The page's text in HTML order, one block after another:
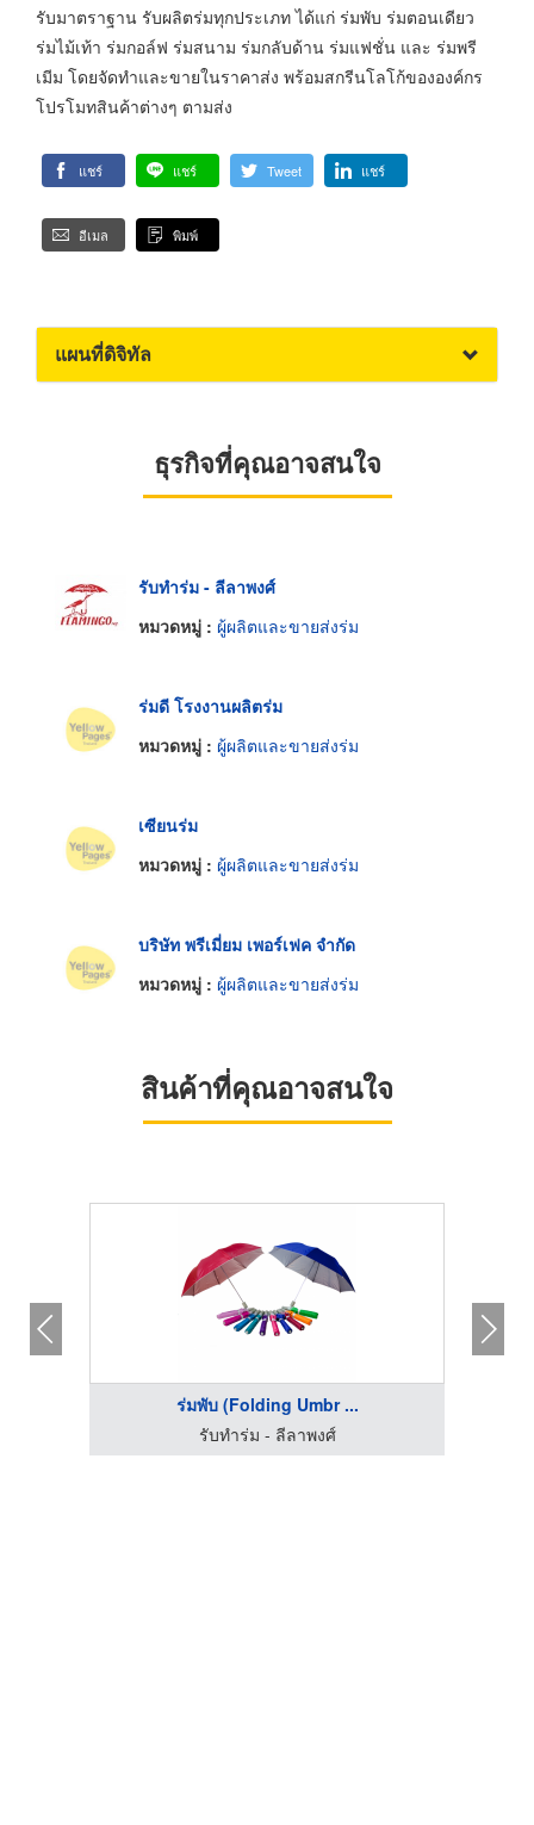
รับมาตราฐาน รับผลิตร่มทุกประเภท ได้แก่ ร่มพับ ร่มตอนเดียว
ร่มไม้เท้า ร่มกอล์ฟ ร่มสนาม ร่มกลับด้าน ร่มแฟชั่น และ ร่มพรี
เมีม โดยจัดทำและขายในราคาส่ง พร้อมสกรีนโลโก้ขององค์กร
โปรโมทสินค้าต่างๆ ตามส่ง
แชร์ แชร์ Tweet แชร์
อีเมล พิมพ์
แผนที่ดิจิทัล
ธุรกิจที่คุณอาจสนใจ
รับทำร่ม - ลีลาพงศ์
หมวดหมู่ : ผู้ผลิตและขายส่งร่ม
ร่มดี โรงงานผลิตร่ม
หมวดหมู่ : ผู้ผลิตและขายส่งร่ม
เซียนร่ม
หมวดหมู่ : ผู้ผลิตและขายส่งร่ม
บริษัท พรีเมี่ยม เพอร์เฟค จำกัด
หมวดหมู่ : ผู้ผลิตและขายส่งร่ม
สินค้าที่คุณอาจสนใจ
ร่มพับ (Folding Umbr ...
รับทำร่ม - ลีลาพงศ์